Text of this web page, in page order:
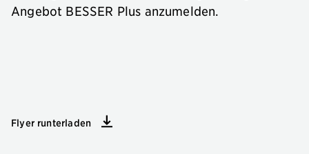
Angebot BESSER Plus anzumelden.
Flyer runterladen